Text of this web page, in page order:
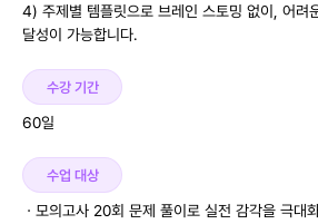
4) 주제별 템플릿으로 브레인 스토밍 없이, 어려
달성이 가능합니다.
수강 기간
60일
수업 대상
ㆍ모의고사 20회 문제 풀이로 실전 감각을 극대